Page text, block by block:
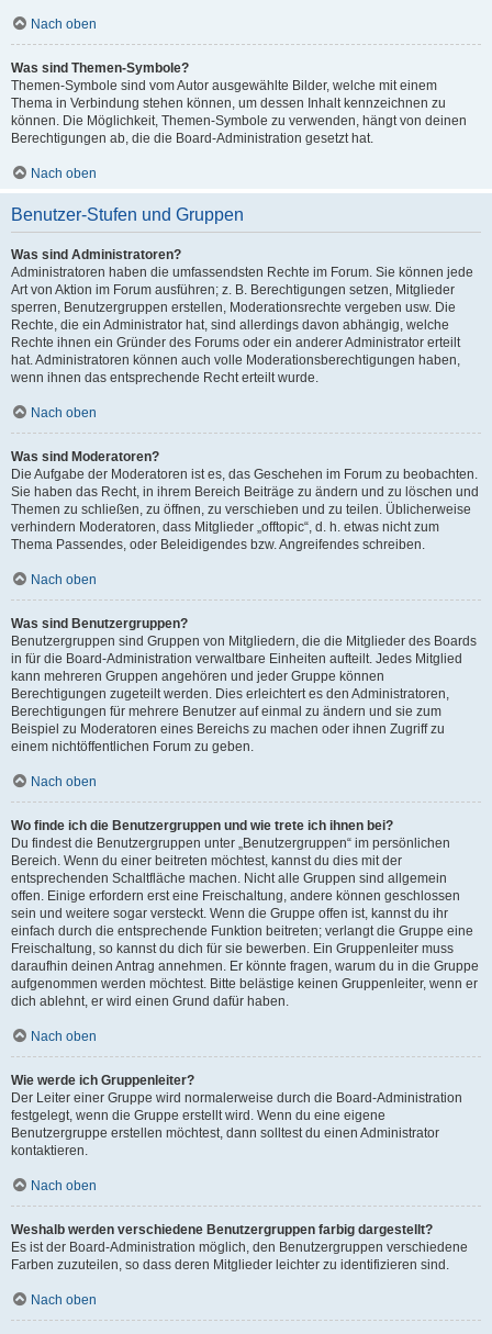
Nach oben
Was sind Themen-Symbole?
Themen-Symbole sind vom Autor ausgewählte Bilder, welche mit einem
Thema in Verbindung stehen können, um dessen Inhalt kennzeichnen zu
können. Die Möglichkeit, Themen-Symbole zu verwenden, hängt von deinen
Berechtigungen ab, die die Board-Administration gesetzt hat.
Nach oben
Benutzer-Stufen und Gruppen
Was sind Administratoren?
Administratoren haben die umfassendsten Rechte im Forum. Sie können jede
Art von Aktion im Forum ausführen; z. B. Berechtigungen setzen, Mitglieder
sperren, Benutzergruppen erstellen, Moderationsrechte vergeben usw. Die
Rechte, die ein Administrator hat, sind allerdings davon abhängig, welche
Rechte ihnen ein Gründer des Forums oder ein anderer Administrator erteilt
hat. Administratoren können auch volle Moderationsberechtigungen haben,
wenn ihnen das entsprechende Recht erteilt wurde.
Nach oben
Was sind Moderatoren?
Die Aufgabe der Moderatoren ist es, das Geschehen im Forum zu beobachten.
Sie haben das Recht, in ihrem Bereich Beiträge zu ändern und zu löschen und
Themen zu schließen, zu öffnen, zu verschieben und zu teilen. Üblicherweise
verhindern Moderatoren, dass Mitglieder „offtopic“, d. h. etwas nicht zum
Thema Passendes, oder Beleidigendes bzw. Angreifendes schreiben.
Nach oben
Was sind Benutzergruppen?
Benutzergruppen sind Gruppen von Mitgliedern, die die Mitglieder des Boards
in für die Board-Administration verwaltbare Einheiten aufteilt. Jedes Mitglied
kann mehreren Gruppen angehören und jeder Gruppe können
Berechtigungen zugeteilt werden. Dies erleichtert es den Administratoren,
Berechtigungen für mehrere Benutzer auf einmal zu ändern und sie zum
Beispiel zu Moderatoren eines Bereichs zu machen oder ihnen Zugriff zu
einem nichtöffentlichen Forum zu geben.
Nach oben
Wo finde ich die Benutzergruppen und wie trete ich ihnen bei?
Du findest die Benutzergruppen unter „Benutzergruppen“ im persönlichen
Bereich. Wenn du einer beitreten möchtest, kannst du dies mit der
entsprechenden Schaltfläche machen. Nicht alle Gruppen sind allgemein
offen. Einige erfordern erst eine Freischaltung, andere können geschlossen
sein und weitere sogar versteckt. Wenn die Gruppe offen ist, kannst du ihr
einfach durch die entsprechende Funktion beitreten; verlangt die Gruppe eine
Freischaltung, so kannst du dich für sie bewerben. Ein Gruppenleiter muss
daraufhin deinen Antrag annehmen. Er könnte fragen, warum du in die Gruppe
aufgenommen werden möchtest. Bitte belästige keinen Gruppenleiter, wenn er
dich ablehnt, er wird einen Grund dafür haben.
Nach oben
Wie werde ich Gruppenleiter?
Der Leiter einer Gruppe wird normalerweise durch die Board-Administration
festgelegt, wenn die Gruppe erstellt wird. Wenn du eine eigene
Benutzergruppe erstellen möchtest, dann solltest du einen Administrator
kontaktieren.
Nach oben
Weshalb werden verschiedene Benutzergruppen farbig dargestellt?
Es ist der Board-Administration möglich, den Benutzergruppen verschiedene
Farben zuzuteilen, so dass deren Mitglieder leichter zu identifizieren sind.
Nach oben